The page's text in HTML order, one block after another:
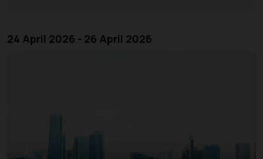
24 April 2026 - 26 April 2026